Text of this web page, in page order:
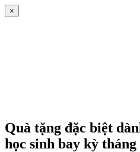
×
Quà tặng đặc biệt
học sinh bay kỳ tháng